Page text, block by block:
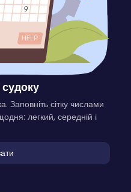
Заповніть сітку числами
легкий, середній і